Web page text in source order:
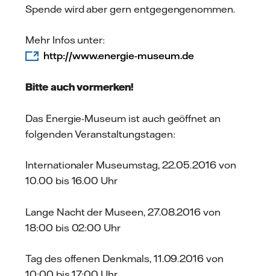
Spende wird aber gern entgegengenommen.
Mehr Infos unter:
http://www.energie-museum.de
Bitte auch vormerken!
Das Energie-Museum ist auch geöffnet an
folgenden Veranstaltungstagen:
Internationaler Museumstag, 22.05.2016 von
10.00 bis 16.00 Uhr
Lange Nacht der Museen, 27.08.2016 von
18:00 bis 02:00 Uhr
Tag des offenen Denkmals, 11.09.2016 von